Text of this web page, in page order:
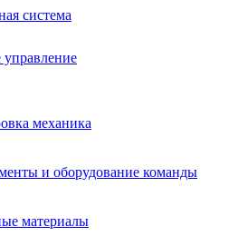
система
управление
механика
и оборудование команды
материалы